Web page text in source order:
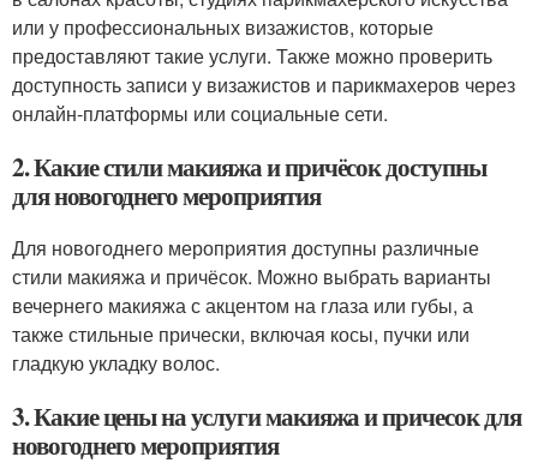
или у профессиональных визажистов, которые
предоставляют такие услуги. Также можно проверить
доступность записи у визажистов и парикмахеров через
онлайн-платформы или социальные сети.
2. Какие стили макияжа и причёсок доступны
для новогоднего мероприятия
Для новогоднего мероприятия доступны различные
стили макияжа и причёсок. Можно выбрать варианты
вечернего макияжа с акцентом на глаза или губы, а
также стильные прически, включая косы, пучки или
гладкую укладку волос.
3. Какие цены на услуги макияжа и причесок для
новогоднего мероприятия